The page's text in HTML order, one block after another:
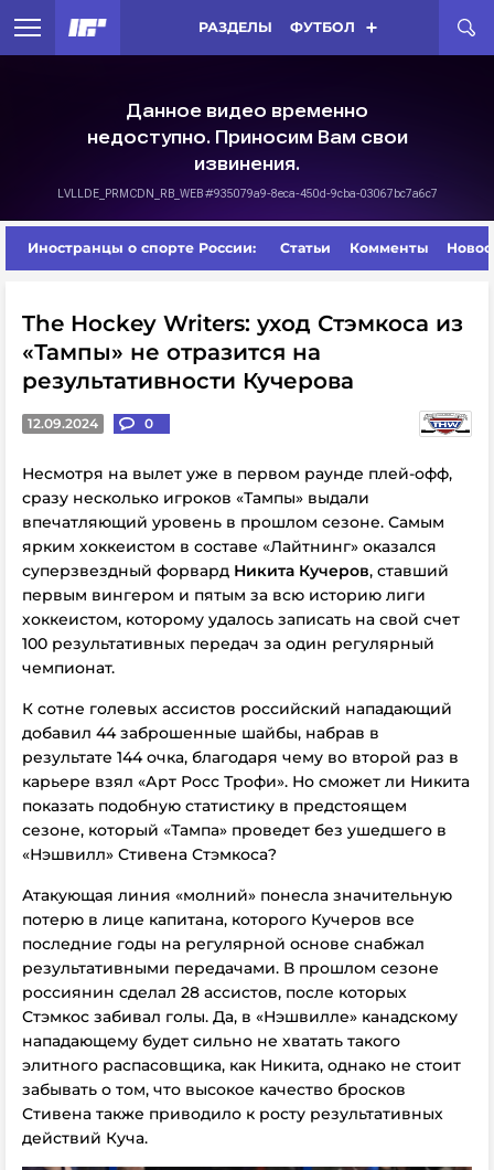
РАЗДЕЛЫ ФУТБОЛ
Иностранцы о спорте России: Статьи Комменты
The Hockey Writers: уход Стэмкоса из
«Тампы» не отразится на
результативности Кучерова
12.09.2024 0
Несмотря на вылет уже в первом раунде плей-офф,
сразу несколько игроков «Тампы» выдали
впечатляющий уровень в прошлом сезоне. Самым
ярким хоккеистом в составе «Лайтнинг» оказался
суперзвездный форвард Никита Кучеров, ставший
первым вингером и пятым за всю историю лиги
хоккеистом, которому удалось записать на свой счет
100 результативных передач за один регулярный
чемпионат.
К сотне голевых ассистов российский нападающий
добавил 44 заброшенные шайбы, набрав в
результате 144 очка, благодаря чему во второй раз в
карьере взял «Арт Росс Трофи». Но сможет ли Никита
показать подобную статистику в предстоящем
сезоне, который «Тампа» проведет без ушедшего в
«Нэшвилл» Стивена Стэмкоса?
Атакующая линия «молний» понесла значительную
потерю в лице капитана, которого Кучеров все
последние годы на регулярной основе снабжал
результативными передачами. В прошлом сезоне
россиянин сделал 28 ассистов, после которых
Стэмкос забивал голы. Да, в «Нэшвилле» канадскому
нападающему будет сильно не хватать такого
элитного распасовщика, как Никита, однако не стоит
забывать о том, что высокое качество бросков
Стивена также приводило к росту результативных
действий Куча.